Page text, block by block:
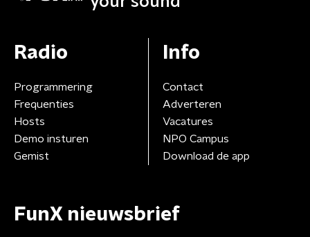
Radio
Programmering
Frequenties
Hosts
Demo insturen
Gemist
Info
Contact
Adverteren
Vacatures
NPO Campus
Download de app
FunX nieuwsbrief